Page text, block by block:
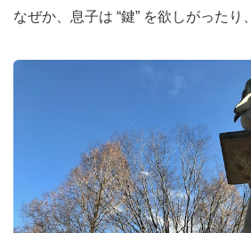
なぜか、息子は “鍵” を欲しがったり、